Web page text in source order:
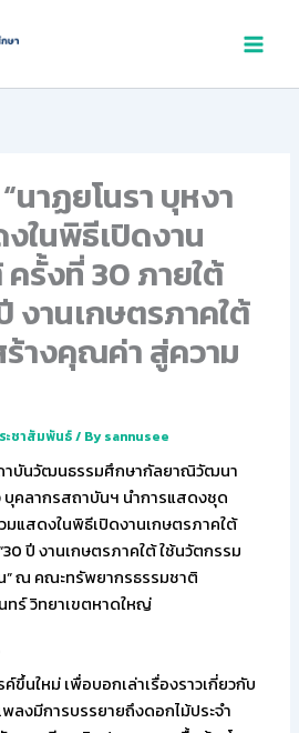
าฏยโนรา บุหงา
ในพิธีเปิดงาน
ครั้งที่ 30 ภายใต้
งานเกษตรภาคใต้
างคุณค่า สู่ความ
ะชาสัมพันธ์/ Bysannusee
ถาบันวัฒนธรรมศึกษากัลยาณิวัฒนา
บุคลากรสถาบันฯ นำการแสดงชุด
มแสดงในพิธีเปิดงานเกษตรภาคใต้
ปี งานเกษตรภาคใต้ ใช้นวัตกรรม
ณ คณะทรัพยากรธรรมชาติ
ร์ วิทยาเขตหาดใหญ่
ขึ้นใหม่ เพื่อบอกเล่าเรื่องราวเกี่ยวกับ
ลงมีการบรรยายถึงดอกไม้ประจำ